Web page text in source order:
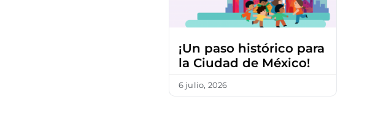
¡Un paso histórico para
la Ciudad de México!
6 julio, 2026